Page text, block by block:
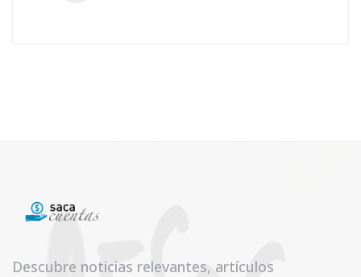
Descubre noticias relevantes, artículos